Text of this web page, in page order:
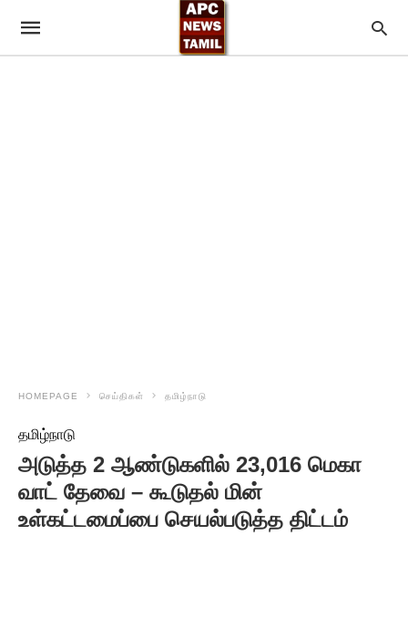
HOMEPAGE செய்திகள் தமிழ்நாடு
தமிழ்நாடு
அடுத்த 2 ஆண்டுகளில் 23,016 மெகா
வாட் தேவை – கூடுதல் மின்
உள்கட்டமைப்பை செயல்படுத்த திட்டம்